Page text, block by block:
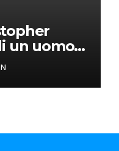
un uomo